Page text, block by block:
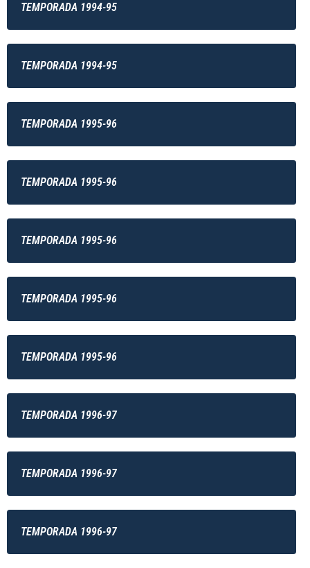
TEMPORADA 1994-95
TEMPORADA 1994-95
TEMPORADA 1995-96
TEMPORADA 1995-96
TEMPORADA 1995-96
TEMPORADA 1995-96
TEMPORADA 1995-96
TEMPORADA 1996-97
TEMPORADA 1996-97
TEMPORADA 1996-97